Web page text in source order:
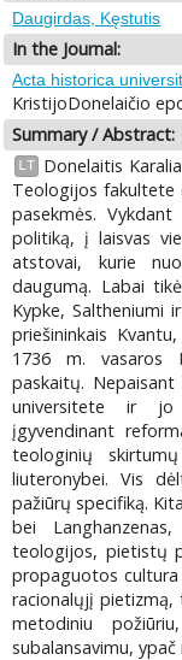
Daugirdas, Kęstutis
In the Journal:
Acta historica
KristijoDonelaičio
Summary / Abstract:
LT
Donelaitis
Teologijos fakultete
pasekmės.
politiką, į laisvas
atstovai, kurie
daugumą. Labai
Kypke, Saltheniumi
priešininkais
1736 m. vasaros
paskaitų.
universitete ir jo
įgyvendinant
teologinių
liuteronybei. Vis
pažiūrų specifiką.
bei
teologijos, pietistų
propaguotos cultura
racionalųjį pietizmą,
metodiniu
subalansavimu,